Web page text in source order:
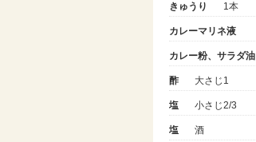
きゅうり 1本
カレーマリネ液
カレー粉、サラダ油
酢 大さじ1
塩 小さじ2/3
塩 酒